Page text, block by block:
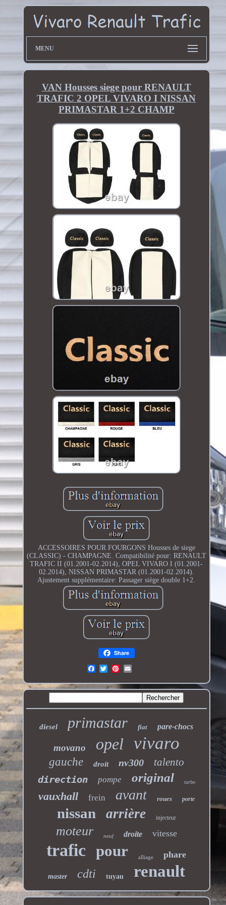
MENU
VAN Housses siege pour RENAULT
TRAFIC 2 OPEL VIVARO I NISSAN
PRIMASTAR 1+2 CHAMP
ACCESSOIRES POUR FOURGONS Housses de siege
(CLASSIC) - CHAMPAGNE. Compatibilité pour: RENAULT
TRAFIC II (01.2001-02.2014), OPEL VIVARO I (01.2001-
02.2014), NISSAN PRIMASTAR (01.2001-02.2014).
Ajustement supplémentaire: Passager siège double 1+2.
Share
diesel primastar fiat pare-chocs
movano opel vivaro
gauche droit nv300 talento
direction pompe original turbo
vauxhall frein avant roues porte
nissan arrière injecteur
moteur neuf droite vitesse
trafic pour alliage phare
master cdti tuyau renault